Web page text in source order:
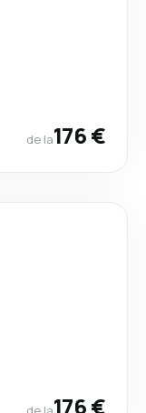
de la176 €
176 €